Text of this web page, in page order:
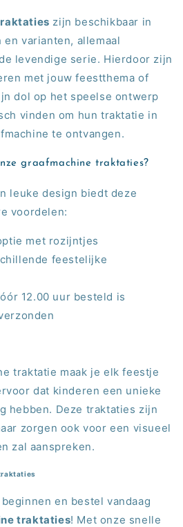
zijn beschikbaar in
varianten, allemaal
levendige serie. Hierdoor zijn
met jouw feestthema of
dol op het speelse ontwerp
vinden om hun traktatie in
te ontvangen.
graafmachine traktaties?
leuke design biedt deze
voordelen:
met rozijntjes
feestelijke
12.00 uur besteld is
traktatie maak je elk feestje
dat kinderen een unieke
hebben. Deze traktaties zijn
zorgen ook voor een visueel
zal aanspreken.
en bestel vandaag
traktaties! Met onze snelle